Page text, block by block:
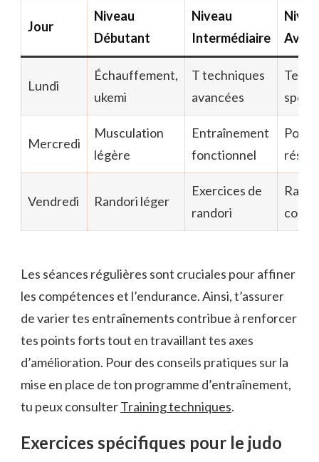
Jour
Niveau
Débutant
Niveau
Intermédiaire
Lundi
Échauffement,
ukemi
T techniques
avancées
Mercredi
Musculation
légère
Entraînement
fonctionnel
Poids
Vendredi Randori léger
Exercices de
randori
Les séances régulières sont cruciales pour affiner
les compétences et l’endurance. Ainsi, t’assurer
de varier tes entraînements contribue à renforcer
tes points forts tout en travaillant tes axes
d’amélioration. Pour des conseils pratiques sur la
mise en place de ton programme d’entraînement,
tu peux consulterTraining techniques.
Exercices spécifiques pour le judo